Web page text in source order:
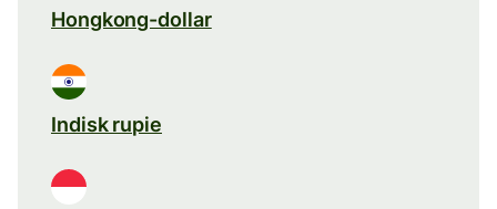
Hongkong-dollar
Indisk rupie